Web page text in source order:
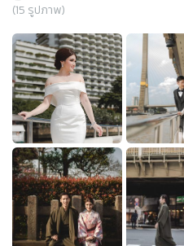
(15 รูปภาพ)